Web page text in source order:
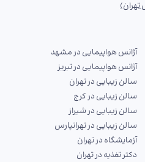
آژانس هواپیمایی در مشهد
آژانس هواپیمایی در تبریز
سالن زیبایی در تهران
سالن زیبایی در کرج
سالن زیبایی در شیراز
سالن زیبایی در تهرانپارس
آزمایشگاه در تهران
دکتر تغذیه در تهران